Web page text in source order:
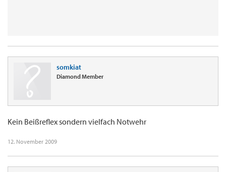
somkiat
Diamond Member
Kein Beißreflex sondern vielfach Notwehr
12. November 2009